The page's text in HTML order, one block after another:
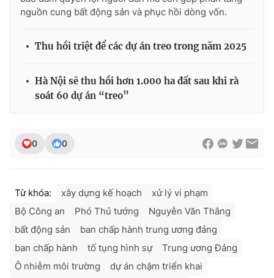
nguồn cung bất động sản và phục hồi dòng vốn.
Thu hồi triệt để các dự án treo trong năm 2025
Hà Nội sẽ thu hồi hơn 1.000 ha đất sau khi rà
soát 60 dự án “treo”
0 0
Từ khóa: xây dựng kế hoạch
xử lý vi phạm
Bộ Công an
Phó Thủ tướng
Nguyễn Văn Thắng
bất động sản
ban chấp hành trung ương đảng
ban chấp hành
tố tụng hình sự
Trung ương Đảng
Ô nhiễm môi trường
dự án chậm triển khai